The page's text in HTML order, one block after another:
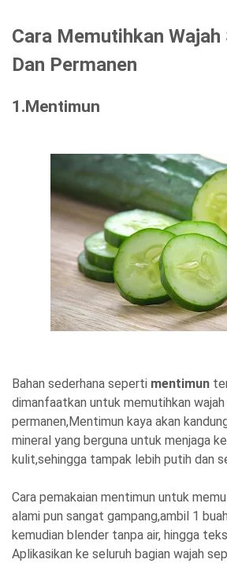
Cara Memutihkan
Dan Permanen
1.Mentimun
Bahan sederhana seperti mentimun
dimanfaatkan untuk memutihkan
permanen,Mentimun kaya akan
mineral yang berguna untuk menjaga
kulit,sehingga tampak lebih putih dan
Cara pemakaian mentimun untuk
alami pun sangat gampang,ambil 1
kemudian blender tanpa air, hingga
Aplikasikan ke seluruh bagian wajah